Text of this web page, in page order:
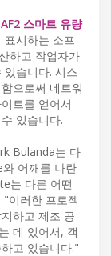
스마트 유량
표시하는 소프
하고 작업자가
습니다. 시스
으로써 네트워
트를 얻어서
있습니다.
Bulanda는 다
어깨를 나란
는 다른 어떤
이러한 프로젝
하고 제조 공
데 있어서, 객
고 있습니다."